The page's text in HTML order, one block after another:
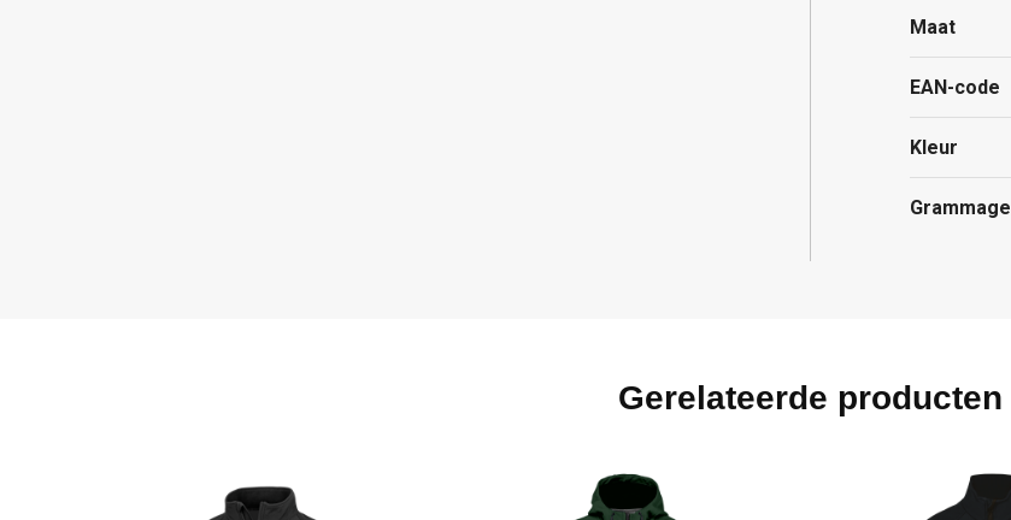
Maat
EAN-code
Kleur
Grammage
Gerelateerde producten